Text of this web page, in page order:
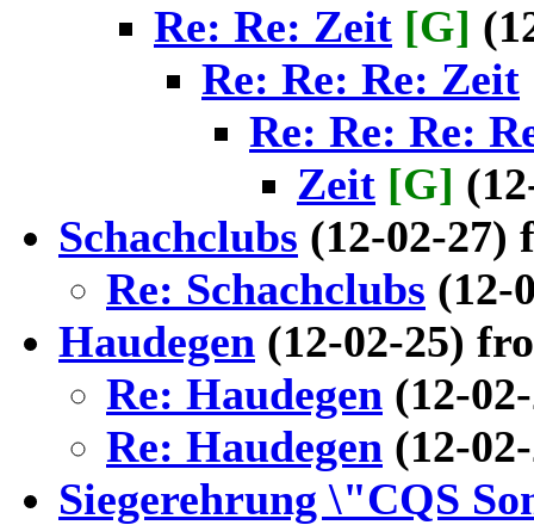
Re: Re: Zeit [G]
Re: Re: Re: Zeit
Re: Re: Re:
Zeit [G]
Schachclubs (12-02-
Re: Schachclubs (12-
Haudegen (12-02-25)
Re: Haudegen (12-
Re: Haudegen (12-
Siegerehrung \"CQS